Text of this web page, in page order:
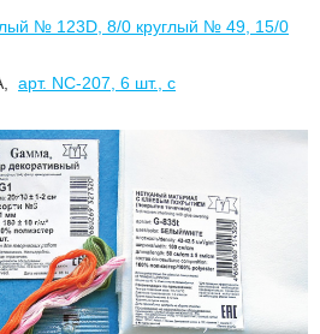
№ 123D, 8/0 круглый № 49, 15/0
арт. NC-207, 6 шт., с